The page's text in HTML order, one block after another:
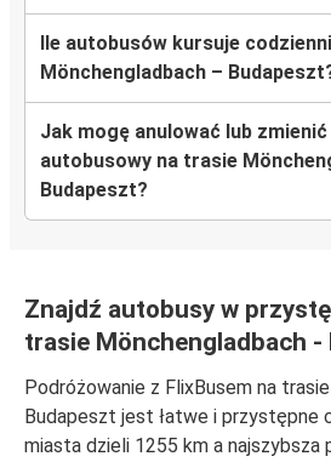
Ile autobusów kursuje
Mönchengladbach –
Jak mogę anulować lub
autobusowy na trasie
Budapeszt?
Znajdź autobusy w
trasie Mönchengladbach -
Podróżowanie z FlixBusem na
Budapeszt jest łatwe i przystępne
miasta dzieli 1255 km a najszybsza